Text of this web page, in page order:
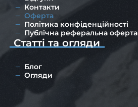
Контакти
Оферта
Політика конфіденційності
Публічна реферальна оферта
Статті та огляди
Блог
Огляди